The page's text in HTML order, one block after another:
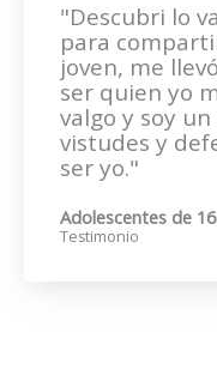
"Descubri lo
para
joven, me
ser quien yo
valgo y soy
vistudes y
ser yo."
Adolescentes de
Testimonio